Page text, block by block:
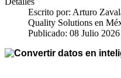
Escrito por: Arturo
Quality Solutions en
Publicado: 08 Julio 2026